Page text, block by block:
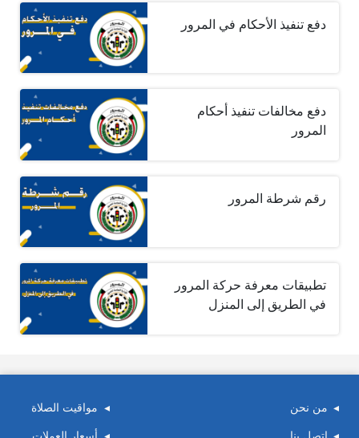
دفع تنفيذ الأحكام في المرور
دفع مخالفات تنفيذ أحكام
المرور
رقم شرطة المرور
تطبيقات معرفة حركة المرور
في الطريق إلى المنزل
من نحن مواقيت الصلاة